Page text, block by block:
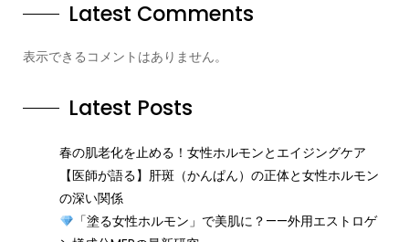
Latest Comments
表示できるコメントはありません。
Latest Posts
春の肌老化を止める！女性ホルモンとエイジングケア
【医師が語る】肝斑（かんぱん）の正体と女性ホルモン
の深い関係
「塗る女性ホルモン」で美肌に？——外用エストロゲ